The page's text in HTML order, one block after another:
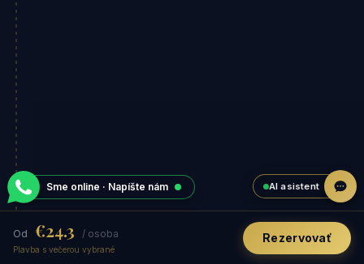
Od €24.3 / osoba
Plavba s večerou vybrané
Rezervovať
Sme online · Napíšte nám AI asistent